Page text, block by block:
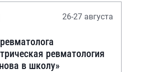
26-27 августа
ревматология
в школу»